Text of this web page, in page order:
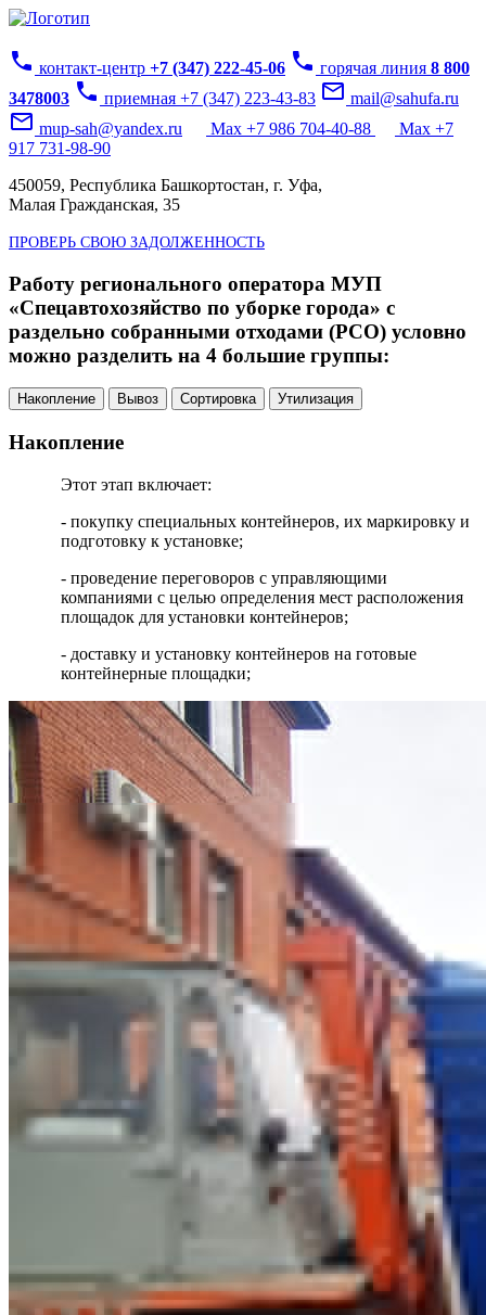
phone контакт-центр +7 (347) 222-45-06 phone горячая линия 8 800
3478003 phone приемная +7 (347) 223-43-83 mail_outline mail@sahufa.ru
mail_outline mup-sah@yandex.ru Max +7 986 704-40-88
Max +7
917 731-98-90
450059, Республика Башкортостан, г. Уфа,
Малая Гражданская, 35
ПРОВЕРЬ СВОЮ ЗАДОЛЖЕННОСТЬ
Работу регионального оператора МУП
«Спецавтохозяйство по уборке города» с
раздельно собранными отходами (РСО) условно
можно разделить на 4 большие группы:
Накопление Вывоз Сортировка Утилизация
Накопление
Этот этап включает:
- покупку специальных контейнеров, их маркировку и
подготовку к установке;
- проведение переговоров с управляющими
компаниями с целью определения мест расположения
площадок для установки контейнеров;
- доставку и установку контейнеров на готовые
контейнерные площадки;